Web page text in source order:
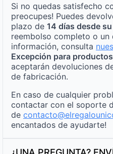
Si no quedas satisfecho
preocupes! Puedes
plazo de 14 días desde
reembolso completo o un
información, consulta
Excepción para
aceptarán devoluciones
de fabricación.
En caso de cualquier
contactar con el soporte
de
encantados de ayudarte!